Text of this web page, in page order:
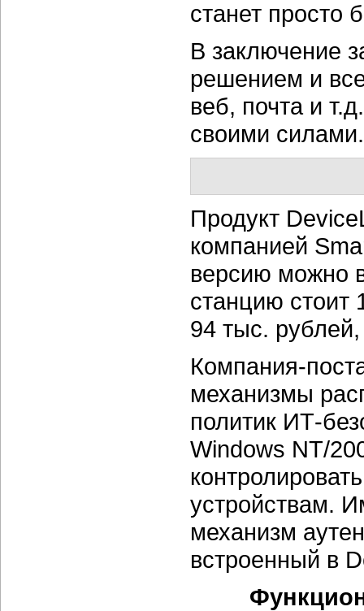
станет просто
В заключение
решением и
веб, почта и
своими силами.
Продукт
компанией
версию можно
станцию
94 тыс.
Компания-
механизмы
политик ИТ-
Windows NT/
устройствам.
механизм
встроенный в